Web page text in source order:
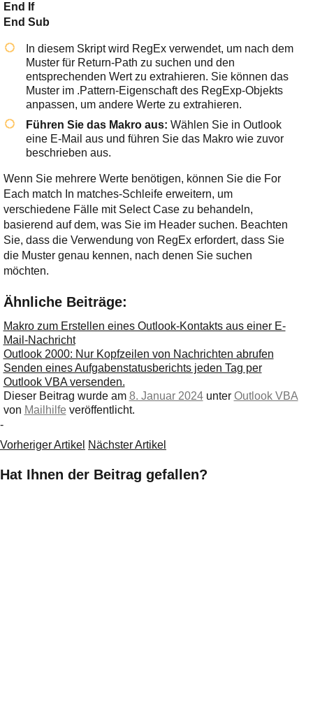
End If
End Sub
In diesem Skript wird RegEx verwendet, um nach dem
Muster für Return-Path zu suchen und den
entsprechenden Wert zu extrahieren. Sie können das
Muster im .Pattern-Eigenschaft des RegExp-Objekts
anpassen, um andere Werte zu extrahieren.
Führen Sie das Makro aus: Wählen Sie in Outlook
eine E-Mail aus und führen Sie das Makro wie zuvor
beschrieben aus.
Wenn Sie mehrere Werte benötigen, können Sie die For
Each match In matches-Schleife erweitern, um
verschiedene Fälle mit Select Casezu behandeln,
basierend auf dem, was Sie im Header suchen. Beachten
Sie, dass die Verwendung von RegEx erfordert, dass Sie
die Muster genau kennen, nach denen Sie suchen
möchten.
Ähnliche Beiträge:
Makro zum Erstellen eines Outlook-Kontakts aus einer E-
Mail-Nachricht
Outlook 2000: Nur Kopfzeilen von Nachrichten abrufen
Senden eines Aufgabenstatusberichts jeden Tag per
Outlook VBA versenden.
Dieser Beitrag wurde am 8. Januar 2024unter Outlook VBA
von Mailhilfe veröffentlicht.
-
Vorheriger Artikel Nächster Artikel
Hat Ihnen der Beitrag gefallen?